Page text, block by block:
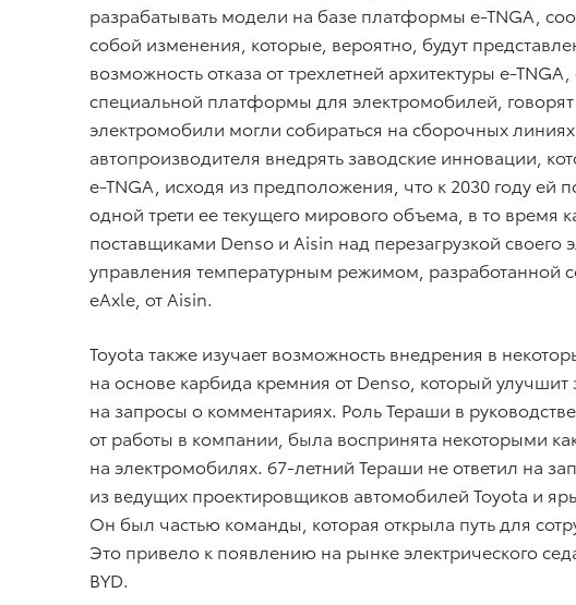
разрабатывать модели на базе платформы e-TNGA,
собой изменения, которые, вероятно, будут
возможность отказа от трехлетней архитектуры e-
специальной платформы для электромобилей,
электромобили могли собираться на сборочных
автопроизводителя внедрять заводские инновации,
e-TNGA, исходя из предположения, что к 2030 году ей
одной трети ее текущего мирового объема, в то время
поставщиками Denso и Aisin над перезагрузкой
управления температурным режимом, разработанной
eAxle, от Aisin.
Toyota также изучает возможность внедрения в
на основе карбида кремния от Denso, который
на запросы о комментариях. Роль Тераши в
от работы в компании, была воспринята некоторыми
на электромобилях. 67-летний Тераши не ответил на
из ведущих проектировщиков автомобилей Toyota и
Он был частью команды, которая открыла путь для
Это привело к появлению на рынке электрического
BYD.